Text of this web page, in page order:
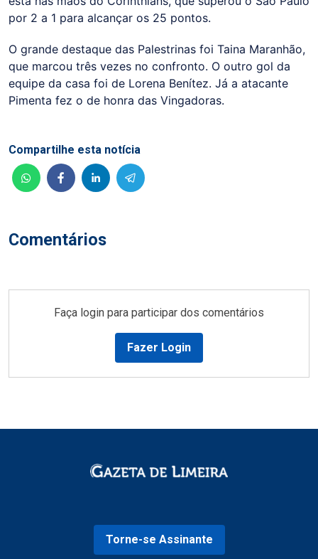
por 2 a 1 para alcançar os 25 pontos.
O grande destaque das Palestrinas foi Taina Maranhão,
que marcou três vezes no confronto. O outro gol da
equipe da casa foi de Lorena Benítez. Já a atacante
Pimenta fez o de honra das Vingadoras.
Comentários
Compartilhe esta notícia
Faça login para participar dos comentários
Fazer Login
Torne-se Assinante